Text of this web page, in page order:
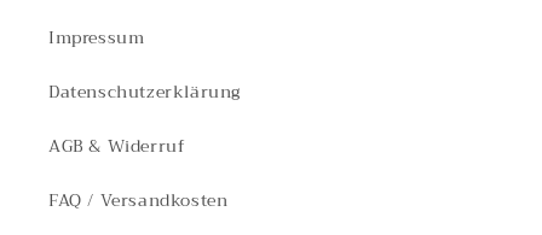
Impressum
Datenschutzerklärung
AGB & Widerruf
FAQ / Versandkosten